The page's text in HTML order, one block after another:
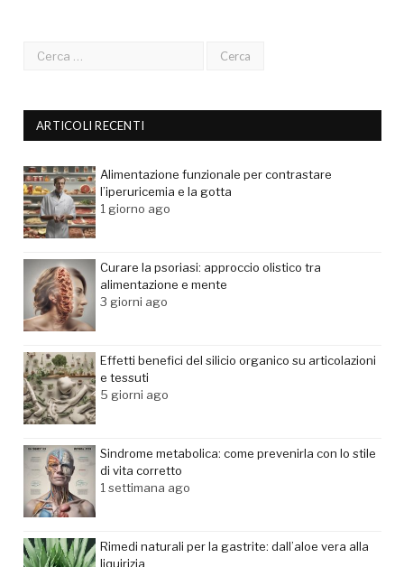
ARTICOLI RECENTI
Alimentazione funzionale per contrastare
l’iperuricemia e la gotta
1 giorno ago
Curare la psoriasi: approccio olistico tra
alimentazione e mente
3 giorni ago
Effetti benefici del silicio organico su articolazioni
e tessuti
5 giorni ago
Sindrome metabolica: come prevenirla con lo stile
di vita corretto
1 settimana ago
Rimedi naturali per la gastrite: dall’aloe vera alla
liquirizia